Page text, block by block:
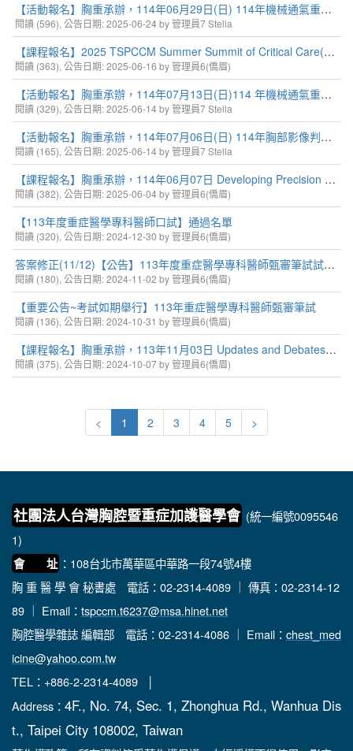
【活動報名】胸重承辦，114年06月29日(日) 114年機械通氣重症繼續教育課程(南區)
閱讀 (596), 公告日期: 2025-06-24 by 管理員7 Stella
【課程報名】2025 TSPCCM Summer Summit of Critical Care(聯甄重症)
閱讀 (363), 公告日期: 2025-06-16 by 管理員6(僑眉)
【活動報名】胸重承辦，114年07月13日(日)114 年機械通氣重症繼續教育課程(北區)
閱讀 (329), 公告日期: 2025-06-14 by 管理員7 Stella
【活動報名】胸重承辦，114年07月06日(日) 114年胸部影像判讀繼續教育課程(中區)
閱讀 (165), 公告日期: 2025-06-14 by 管理員7 Stella
【課程報名】胸重承辦，114年06月07日 Developing Precision Medicine with ICU Subphenotypes
閱讀 (382), 公告日期: 2025-06-04 by 管理員6(僑眉)
【113年度重症醫學專科醫師口試】通過名單
閱讀 (320), 公告日期: 2024-12-30 by 管理員6(僑眉)
答案修正(11/12)【公告】113年度重症醫學專科醫師甄審筆試試題與正解
閱讀 (180), 公告日期: 2024-11-02 by 管理員6(僑眉)
【重要公告~考試如期舉行】113年重症醫學專科醫師甄審筆試
閱讀 (136), 公告日期: 2024-10-31 by 管理員6(僑眉)
【課程報名】胸重承辦，113年11月03日 Updates and Debates on the Management of Acute Respiratory Distress Syndrome
閱讀 (375), 公告日期: 2024-10-07 by 管理員6(僑眉)
< 1 2 3 4 5 >
社團法人台灣胸腔暨重症加護醫學會 (統一編號0095546
1)
會 址 ：108台北市萬華區中華路一段74號4樓
胸 重 醫 學 會 秘書處 電話：02-2314-4089 ｜ 傳真：02-2314-12
89 ｜ Email： tspccm.t6237@msa.hinet.net
胸腔醫學雜誌 編輯部 電話：02-2314-4086 ｜ Email： chest_med
icine@yahoo.com.tw
TEL：+886-2-2314-4089 │
Address： 4F., No. 74, Sec. 1, Zhonghua Rd., Wanhua Dis
t., Taipei City 108002, Taiwan